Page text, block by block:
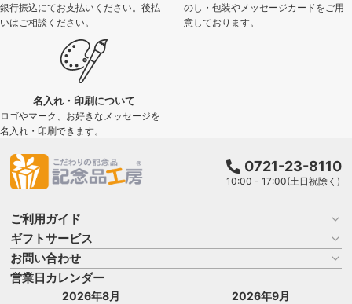
銀行振込にてお支払いください。後払
いはご相談ください。
のし・包装やメッセージカードをご用
意しております。
名入れ・印刷について
ロゴやマーク、お好きなメッセージを
名入れ・印刷できます。
0721-23-8110
10:00 - 17:00(土日祝除く)
ご利用ガイド
お買い物ガイド
よくある質問
はじめての記念品選び
記念品工房の使い方
ギフトサービス
名入れについて
のし
お問い合わせ
商品選びを相談する
名入れについて相談する
営業日カレンダー
2026年8月 2026年9月